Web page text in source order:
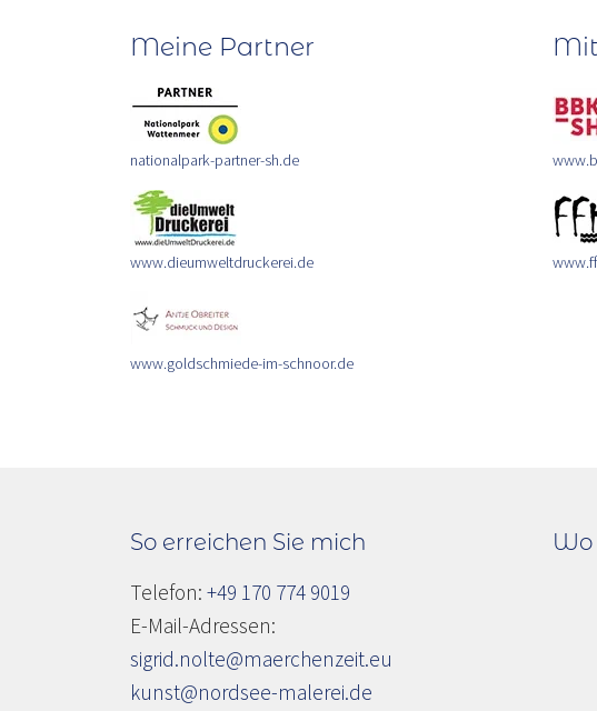
Meine Partner
nationalpark-partner-sh.de
www.dieumweltdruckerei.de
www.goldschmiede-im-schnoor.de
So erreichen Sie mich
Telefon: +49 170 774 9019
E-Mail-Adressen:
sigrid.nolte@maerchenzeit.eu
kunst@nordsee-malerei.de